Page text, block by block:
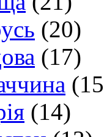
(20)
(17)
(14)